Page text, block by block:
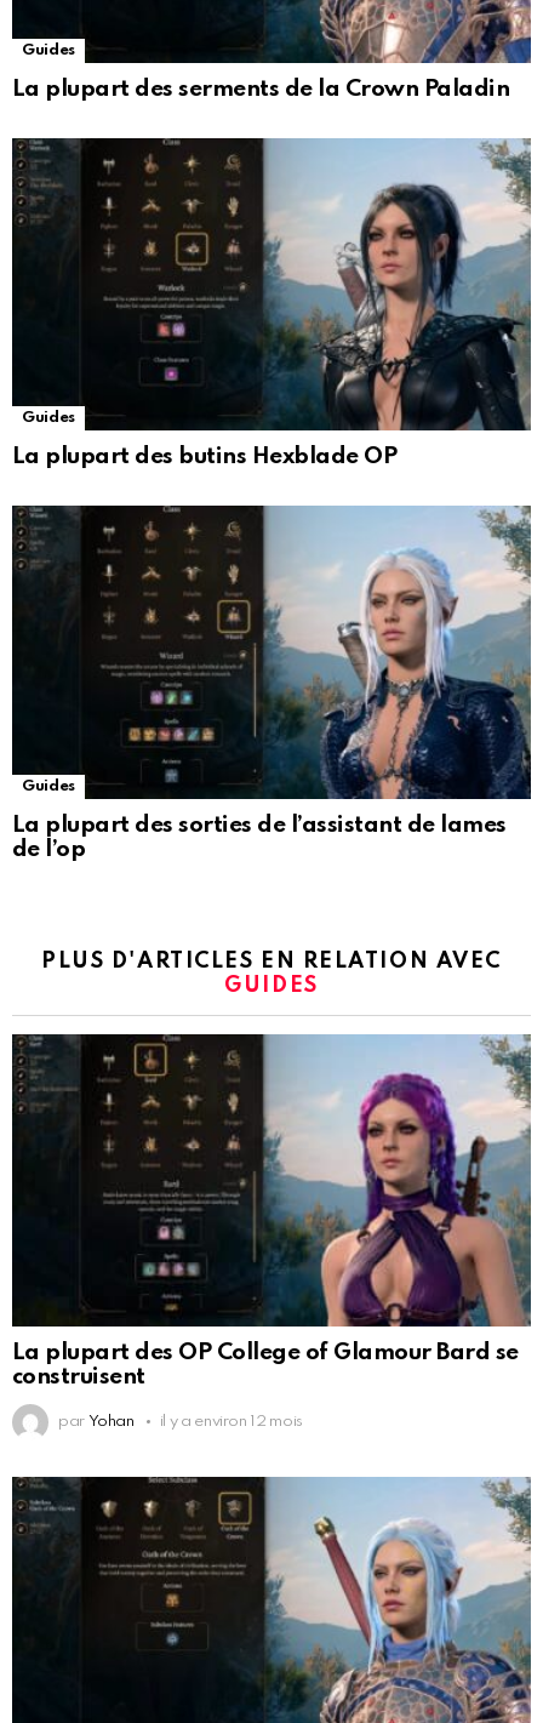
Guides
La plupart des serments de la Crown Paladin
Guides
La plupart des butins Hexblade OP
Guides
La plupart des sorties de l’assistant de lames
de l’op
PLUS D'ARTICLES EN RELATION AVEC
GUIDES
La plupart des OP College of Glamour Bard se
construisent
par Yohan il y a environ 12 mois